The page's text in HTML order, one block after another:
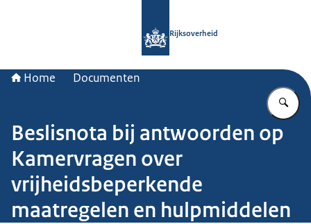
Rijksoverheid
Home Documenten
Beslisnota bij antwoorden op
Kamervragen over
vrijheidsbeperkende
maatregelen en hulpmiddelen